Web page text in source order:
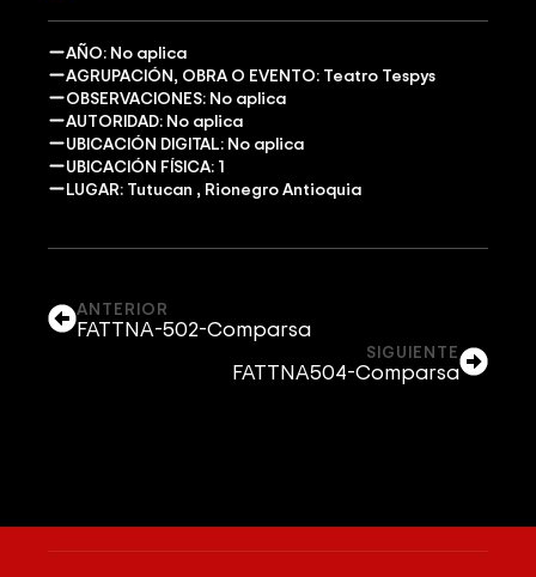
AÑO: No aplica
AGRUPACIÓN, OBRA O EVENTO: Teatro Tespys
OBSERVACIONES: No aplica
AUTORIDAD: No aplica
UBICACIÓN DIGITAL: No aplica
UBICACIÓN FÍSICA: 1
LUGAR: Tutucan , Rionegro Antioquia
ANTERIOR
FATTNA-502-Comparsa
SIGUIENTE
FATTNA504-Comparsa